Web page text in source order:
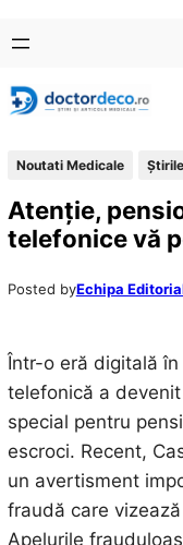
conținut
content
Noutati Medicale
Atenție,
telefonice vă
Posted byEchipa
Într-o eră digitală
telefonică a
special pentru
escroci. Recent,
un avertisment
fraudă care
Apelurile